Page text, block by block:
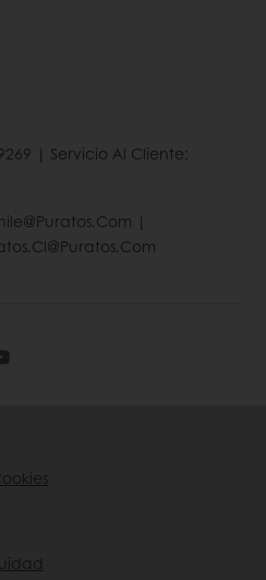
| Servicio Al Cliente:
|